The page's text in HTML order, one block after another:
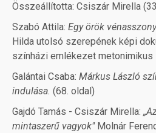
Összeállította: Csiszár Mirella
Szabó Attila: Egy örök
Hilda utolsó szerepének képi
színházi emlékezet
Galántai Csaba: Márkus László
indulása. (68. oldal)
Gajdó Tamás - Csiszár Mirella:
mintaszerű vagyok" Molnár